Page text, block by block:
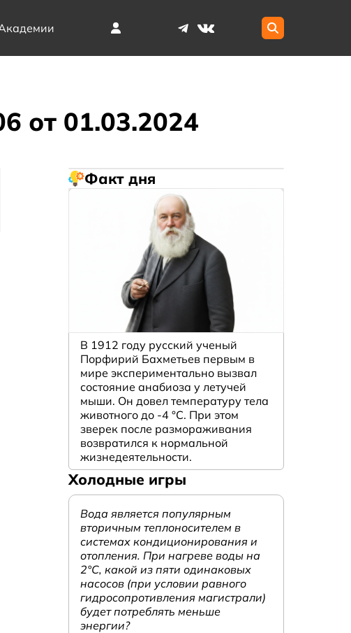
от 01.03.2024
Факт дня
В 1912 году русский ученый
Порфирий Бахметьев первым в
мире экспериментально вызвал
состояние анабиоза у летучей
мыши. Он довел температуру тела
животного до -4 °C. При этом
зверек после размораживания
возвратился к нормальной
жизнедеятельности.
Холодные игры
Вода является популярным
вторичным теплоносителем в
системах кондиционирования и
отопления. При нагреве воды на
2°С, какой из пяти одинаковых
насосов (при условии равного
гидросопротивления магистрали)
будет потреблять меньше
энергии?